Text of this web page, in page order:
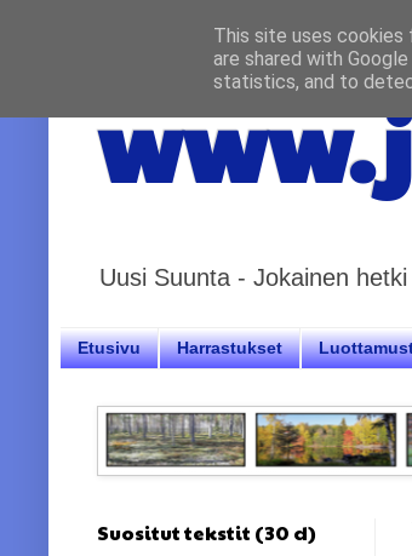
Uusi Suunta - Jokainen
Etusivu Harrastukset
Suositut tekstit (30 d)
This site uses cookies
are shared with
statistics, and to